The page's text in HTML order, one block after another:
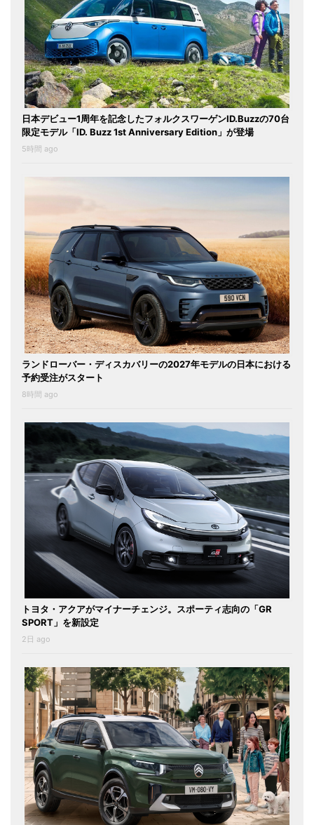
日本デビュー1周年を記念したフォルクスワーゲンID.Buzzの70台
限定モデル「ID. Buzz 1st Anniversary Edition」が登場
5時間 ago
ランドローバー・ディスカバリーの2027年モデルの日本における
予約受注がスタート
8時間 ago
トヨタ・アクアがマイナーチェンジ。スポーティ志向の「GR
SPORT」を新設定
2日 ago